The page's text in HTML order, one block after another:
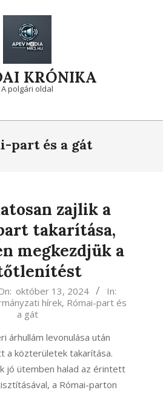
KRÓNIKA
A polgári oldal
part és a gát
zajlik a
takarítása,
megkezdjük a
október 13, 2024
In:
hírek, Római-part és
a gát
árhullám levonulása után
a közterületek takarítása.
jó ütemben halad az érintett
a Római-parton